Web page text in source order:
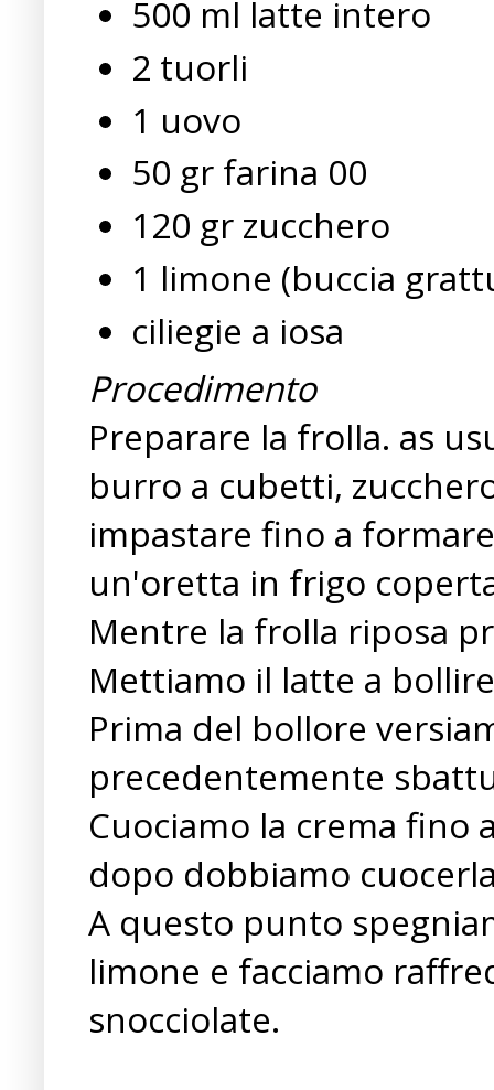
500 ml latte intero
2 tuorli
1 uovo
50 gr farina 00
120 gr zucchero
1 limone (buccia
ciliegie a iosa
Procedimento
Preparare la frolla. as
burro a cubetti,
impastare fino a
un'oretta in frigo
Mentre la frolla riposa
Mettiamo il latte a
Prima del bollore
precedentemente
Cuociamo la crema fino
dopo dobbiamo
A questo punto
limone e facciamo
snocciolate.